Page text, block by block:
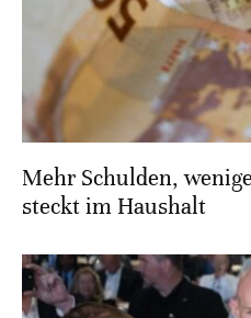
Mehr Schulden,
steckt im Haushalt